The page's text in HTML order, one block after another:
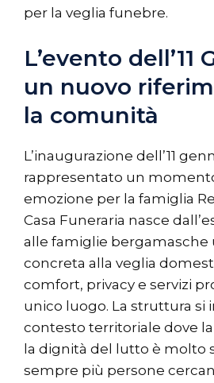
per la veglia funebre.
L’evento dell’11
un nuovo
la comunità
L’inaugurazione dell’11
rappresentato un
emozione per la famiglia
Casa Funeraria nasce
alle famiglie bergamasche
concreta alla veglia
comfort, privacy e servizi
unico luogo. La struttura si
contesto territoriale dove
la dignità del lutto è molto
sempre più persone